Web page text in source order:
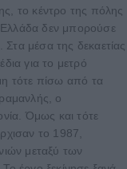
το κέντρο της πόλης
δεν μπορούσε
Στα μέσα της δεκαετίας
για το μετρό
τότε πίσω από τα
ο
Όμως και τότε
το 1987,
μεταξύ των